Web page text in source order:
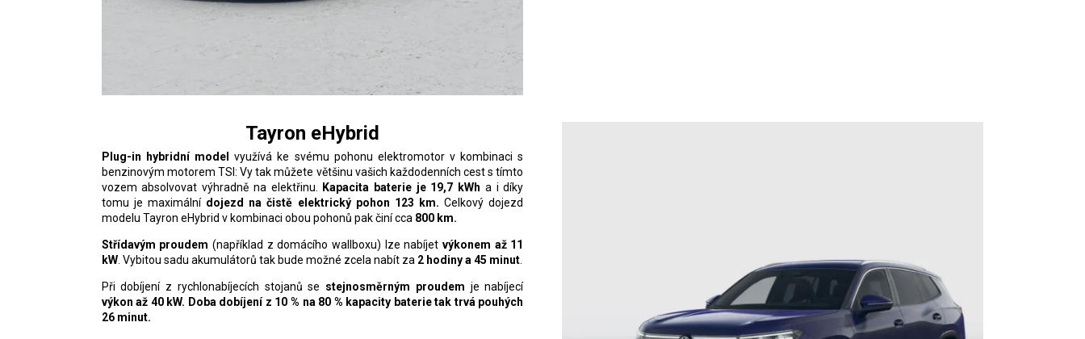
Tayron eHybrid
Plug-in hybridní model
využívá ke svému pohonu elektromotor v kombinaci s
benzinovým motorem TSI: Vy tak můžete většinu vašich každodenních cest s tímto
vozem absolvovat výhradně na elektřinu.
Kapacita baterie je 19,7 kWh a i díky
tomu je maximální dojezd na čistě elektrický pohon 123 km. Celkový dojezd
modelu Tayron eHybrid v kombinaci obou pohonů pak činí cca 800 km.
Střídavým proudem (například z domácího wallboxu) lze nabíjet výkonem až 11
kW. Vybitou sadu akumulátorů tak bude možné zcela nabít za 2 hodiny a 45 minut.
Při dobíjení z rychlonabíjecích stojanů se stejnosměrným proudem je nabíjecí
výkon až 40 kW. Doba dobíjení z 10 % na 80 % kapacity baterie tak trvá pouhých
26 minut.